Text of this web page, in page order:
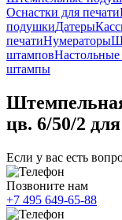
Оснастки для печати
подушкиДатеры
печатиНумераторы
штампов
штампы
цв. 6/50/2
Если у вас есть
Позвоните нам
+7 495 649-65-88